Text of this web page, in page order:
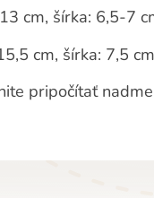
cm, šírka: 6,5-7
cm, šírka: 7,5 cm
pripočítať